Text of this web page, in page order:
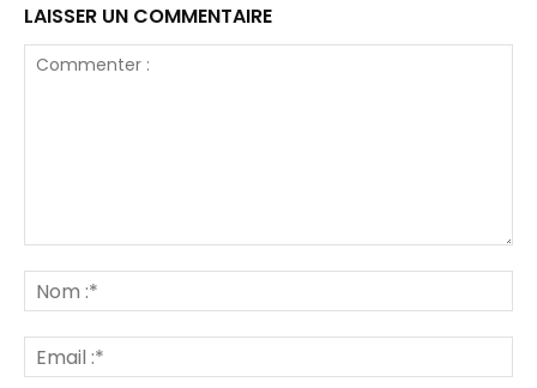
LAISSER UN COMMENTAIRE
:*
:*